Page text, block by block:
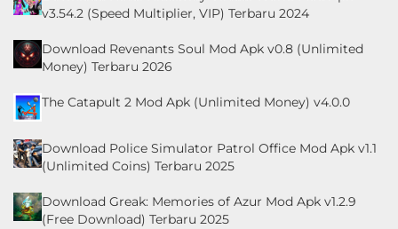
v3.54.2 (Speed Multiplier, VIP) Terbaru 2024
Download Revenants Soul Mod Apk v0.8 (Unlimited
Money) Terbaru 2026
The Catapult 2 Mod Apk (Unlimited Money) v4.0.0
Download Police Simulator Patrol Office Mod Apk v1.1
(Unlimited Coins) Terbaru 2025
Download Greak: Memories of Azur Mod Apk v1.2.9
(Free Download) Terbaru 2025